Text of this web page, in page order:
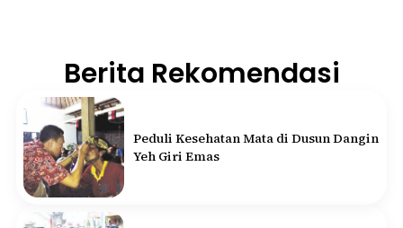
Berita Rekomendasi
Peduli Kesehatan Mata di Dusun Dangin
Yeh Giri Emas